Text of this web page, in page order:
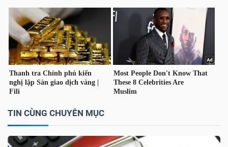
TIN CÙNG CHUYÊN MỤC
TÀI
CHÍNH
CÁ
NHÂN
PHÂN
TÍCH
VIETSTOCKFINANCE